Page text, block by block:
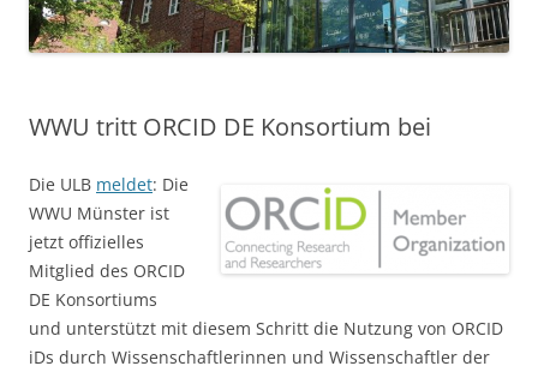
WWU tritt ORCID DE Konsortium bei
Die ULB meldet: Die
WWU Münster ist
jetzt offizielles
Mitglied des ORCID
DE Konsortiums
und unterstützt mit diesem Schritt die Nutzung von ORCID
iDs durch Wissenschaftlerinnen und Wissenschaftler der